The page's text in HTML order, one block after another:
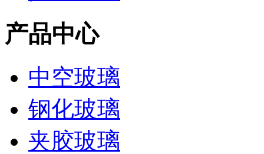
产品中心
中空玻璃
钢化玻璃
夹胶玻璃